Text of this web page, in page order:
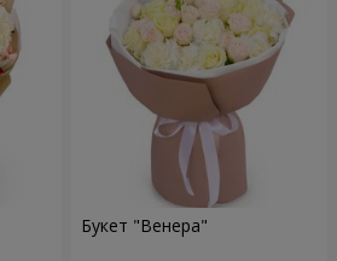
Букет "Венера"